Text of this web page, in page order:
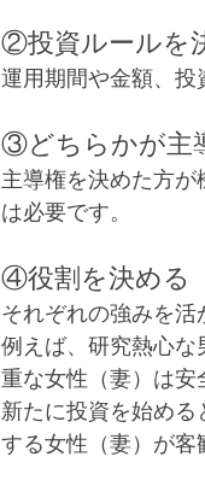
②投資ルールを
運用期間や金額、投
③どちらかが主
主導権を決めた方
は必要です。
④役割を決める
それぞれの強みを活
例えば、研究熱心
重な女性（妻）は安
新たに投資を始め
する女性（妻）が客